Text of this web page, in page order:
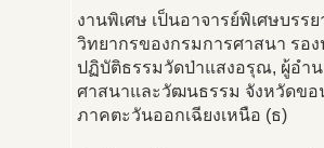
งานพิเศษ เป็นอาจารย์พิเศษบร
วิทยากรของกรมการศาสนา รอ
ปฏิบัติธรรมวัดป่าแสงอรุณ, ผู้อำ
ศาสนาและวัฒนธรรม จังหวัดข
ภาคตะวันออกเฉียงเหนือ (ธ)